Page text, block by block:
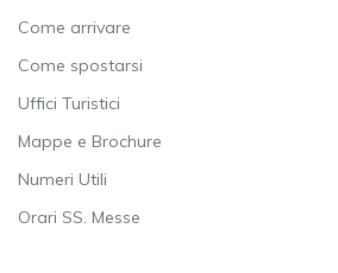
Come arrivare
Come spostarsi
Uffici Turistici
Mappe e Brochure
Numeri Utili
Orari SS. Messe